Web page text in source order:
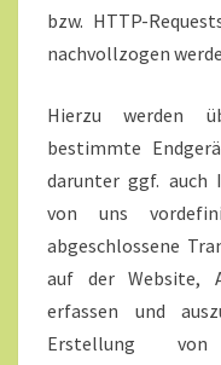
bzw. HTTP-
nachvollzogen
Hierzu werden
bestimmte
darunter ggf. auch
von uns
abgeschlossene
auf der Website,
erfassen und
Erstellung